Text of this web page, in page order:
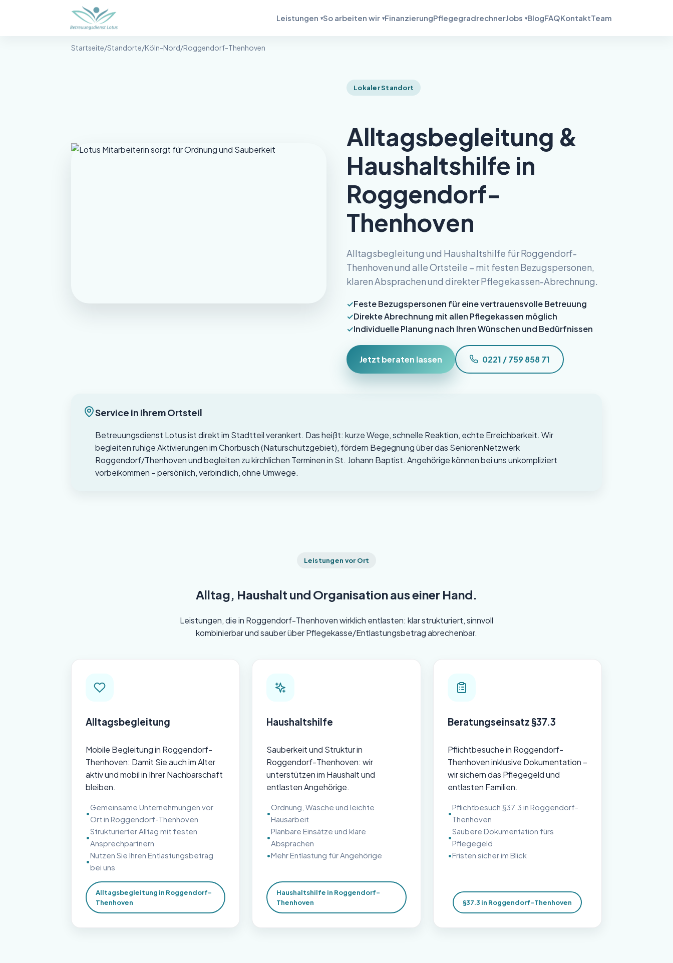
Betreuungsdienst Lotus
Leistungen So arbeiten wir FinanzierungPflegegradrechnerJobs BlogFAQKontaktTeam
Startseite/Standorte/Köln-Nord/Roggendorf-Thenhoven
Lokaler Standort
Alltagsbegleitung &
Haushaltshilfe in
Roggendorf-
Thenhoven
Alltagsbegleitung und Haushaltshilfe für Roggendorf-
Thenhoven und alle Ortsteile – mit festen Bezugspersonen,
klaren Absprachen und direkter Pflegekassen-Abrechnung.
Feste Bezugspersonen für eine vertrauensvolle Betreuung
Direkte Abrechnung mit allen Pflegekassen möglich
Individuelle Planung nach Ihren Wünschen und Bedürfnissen
Jetzt beraten lassen 0221 / 759 858 71
Service in Ihrem Ortsteil
Betreuungsdienst Lotus ist direkt im Stadtteil verankert. Das heißt: kurze Wege, schnelle Reaktion, echte Erreichbarkeit. Wir
begleiten ruhige Aktivierungen im Chorbusch (Naturschutzgebiet), fördern Begegnung über das SeniorenNetzwerk
Roggendorf/Thenhoven und begleiten zu kirchlichen Terminen in St. Johann Baptist. Angehörige können bei uns unkompliziert
vorbeikommen – persönlich, verbindlich, ohne Umwege.
Leistungen vor Ort
Alltag, Haushalt und Organisation aus einer Hand.
Leistungen, die in Roggendorf-Thenhoven wirklich entlasten: klar strukturiert, sinnvoll
kombinierbar und sauber über Pflegekasse/Entlastungsbetrag abrechenbar.
Alltagsbegleitung
Mobile Begleitung in Roggendorf-
Thenhoven: Damit Sie auch im Alter
aktiv und mobil in Ihrer Nachbarschaft
bleiben.
Gemeinsame Unternehmungen vor
Ort in Roggendorf-Thenhoven
Strukturierter Alltag mit festen
Ansprechpartnern
Nutzen Sie Ihren Entlastungsbetrag
bei uns
Alltagsbegleitung in Roggendorf-
Thenhoven
Haushaltshilfe
Sauberkeit und Struktur in
Roggendorf-Thenhoven: wir
unterstützen im Haushalt und
entlasten Angehörige.
Ordnung, Wäsche und leichte
Hausarbeit
Planbare Einsätze und klare
Absprachen
Mehr Entlastung für Angehörige
Haushaltshilfe in Roggendorf-
Thenhoven
Beratungseinsatz §37.3
Pflichtbesuche in Roggendorf-
Thenhoven inklusive Dokumentation –
wir sichern das Pflegegeld und
entlasten Familien.
Pflichtbesuch §37.3 in Roggendorf-
Thenhoven
Saubere Dokumentation fürs
Pflegegeld
Fristen sicher im Blick
§37.3 in Roggendorf-Thenhoven